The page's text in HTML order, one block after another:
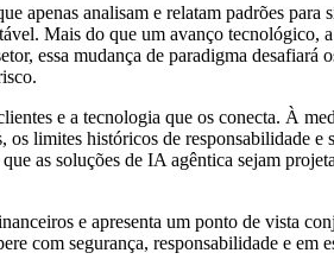
apenas analisam e relatam padrões
Mais do que um avanço
essa mudança de paradigma
e a tecnologia que os conecta. À
limites históricos de responsabilidade
as soluções de IA agêntica sejam
e apresenta um ponto de vista
com segurança, responsabilidade e em